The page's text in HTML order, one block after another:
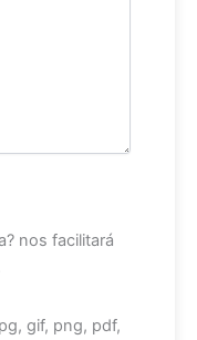
nos facilitará
gif, png, pdf,